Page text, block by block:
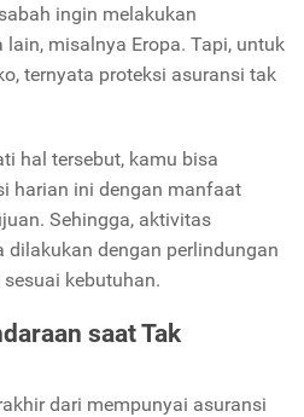
ingin melakukan
lain, misalnya Eropa. Tapi, untuk
ternyata proteksi asuransi tak
hal tersebut, kamu bisa
harian ini dengan manfaat
Sehingga, aktivitas
dilakukan dengan perlindungan
kebutuhan.
saat Tak
dari mempunyai asuransi